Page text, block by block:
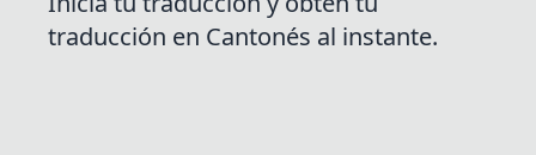
traducción en Cantonés al instante.